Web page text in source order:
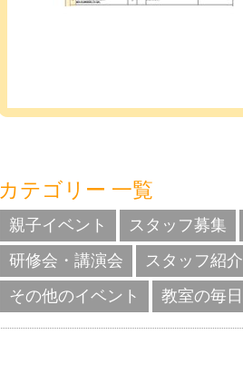
カテゴリー 一覧
親子イベント スタッフ募集
研修会・講演会
スタッフ紹介
その他のイベント
教室の毎日